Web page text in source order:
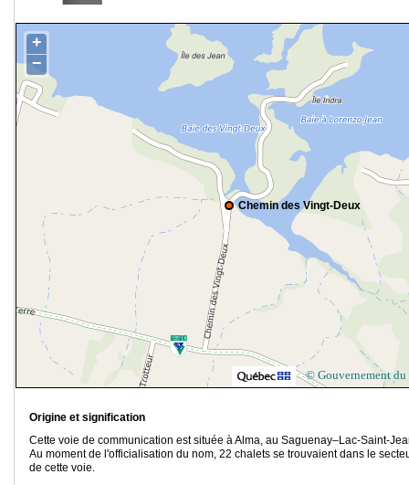
Chemin des Vingt-Deux
+
−
© Gouvernement du
Origine et signification
Cette voie de communication est située à Alma, au Saguenay–Lac-Saint-
Au moment de l'officialisation du nom, 22 chalets se trouvaient dans le
de cette voie.